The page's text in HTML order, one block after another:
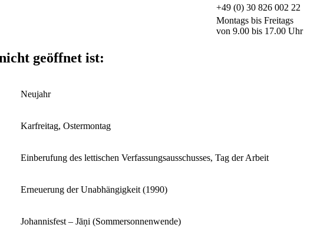
+49 (0) 30 826 002 22
Montags bis Freitags
von 9.00 bis 17.00 Uhr
geöffnet ist:
Neujahr
Karfreitag, Ostermontag
Einberufung des lettischen Verfassungsausschusses, Tag der Arbeit
Erneuerung der Unabhängigkeit (1990)
Johannisfest – Jāņi (Sommersonnenwende)